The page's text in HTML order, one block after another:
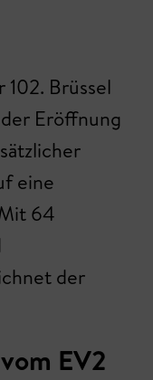
Brüssel
Eröffnung
eine
64
der
EV2